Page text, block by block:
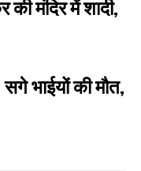
मंदिर में शादी,
भाईयों की मौत,